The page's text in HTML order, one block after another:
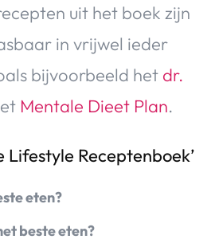
uit het boek zijn
in vrijwel ieder
bijvoorbeeld het dr.
Mentale Dieet Plan.
Lifestyle Receptenboek’
eten?
beste eten?